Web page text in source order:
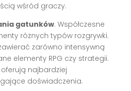
wśród graczy.
gatunków. Współczesne
różnych typów rozgrywki.
zarówno intensywną
elementy RPG czy strategii.
najbardziej
doświadczenia.